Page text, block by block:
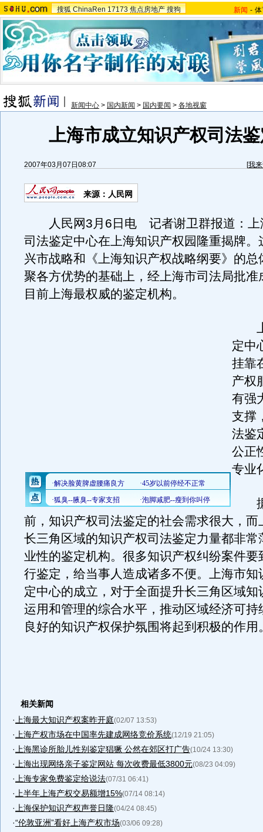
搜狐 ChinaRen 17173 焦点房地产 搜狗 新闻 -
新闻中心 > 国内新闻 > 国内要闻 > 各地视窗
上海市成立知识产权司法
2007年03月07日08:07 [我
来源：人民网
人民网3月6日电 记者谢卫群报道：上
司法鉴定中心在上海知识产权园隆重揭牌。
兴市战略和《上海知识产权战略纲要》的总
聚各方优势的基础上，经上海市司法局批准
目前上海最权威的鉴定机构。
上
定中
挂靠
产权
有强
支撑
法鉴
公正
专业
据
前，知识产权司法鉴定的社会需求很大，而
长三角区域的知识产权司法鉴定力量都非常
业性的鉴定机构。很多知识产权纠纷案件要
行鉴定，给当事人造成诸多不便。上海市知
定中心的成立，对于全面提升长三角区域知
运用和管理的综合水平，推动区域经济可持
良好的知识产权保护氛围将起到积极的作用
相关新闻
· 上海最大知识产权案昨开庭(02/07 13:53)
· 上海产权市场在中国率先建成网络竞价系统(12/19 21:05)
· 上海黑诊所胎儿性别鉴定猖獗 公然在郊区打广告(10/24 13:30)
· 上海出现网络亲子鉴定网站 每次收费最低3800元(08/23 04:09)
· 上海专家免费鉴定给说法(07/31 06:41)
· 上半年上海产权交易额增15%(07/14 08:14)
· 上海保护知识产权声誉日隆(04/24 08:45)
·“伦敦亚洲”看好上海产权市场(03/06 09:28)